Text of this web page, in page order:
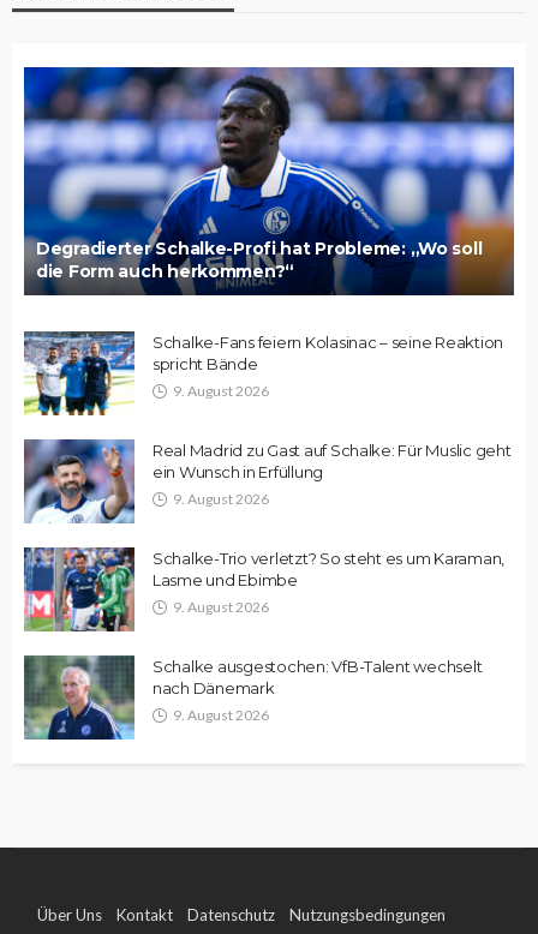
Degradierter Schalke-Profi hat Probleme: „Wo soll
die Form auch herkommen?“
Schalke-Fans feiern Kolasinac – seine Reaktion
spricht Bände
9. August 2026
Real Madrid zu Gast auf Schalke: Für Muslic geht
ein Wunsch in Erfüllung
9. August 2026
Schalke-Trio verletzt? So steht es um Karaman,
Lasme und Ebimbe
9. August 2026
Schalke ausgestochen: VfB-Talent wechselt
nach Dänemark
9. August 2026
Über Uns Kontakt Datenschutz Nutzungsbedingungen